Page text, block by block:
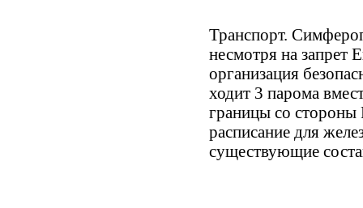
Транспорт.
несмотря на запрет
организация
ходит 3 парома
границы со стороны
расписание для
существующие